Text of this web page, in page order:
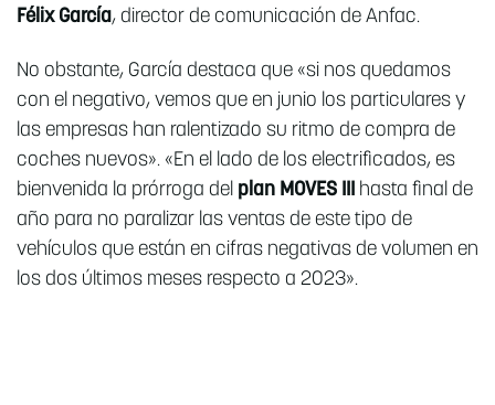
Félix García, director de comunicación de Anfac.
No obstante, García destaca que «si nos quedamos
con el negativo, vemos que en junio los particulares y
las empresas han ralentizado su ritmo de compra de
coches nuevos». «En el lado de los electrificados, es
bienvenida la prórroga del plan MOVES III hasta final de
año para no paralizar las ventas de este tipo de
vehículos que están en cifras negativas de volumen en
los dos últimos meses respecto a 2023».